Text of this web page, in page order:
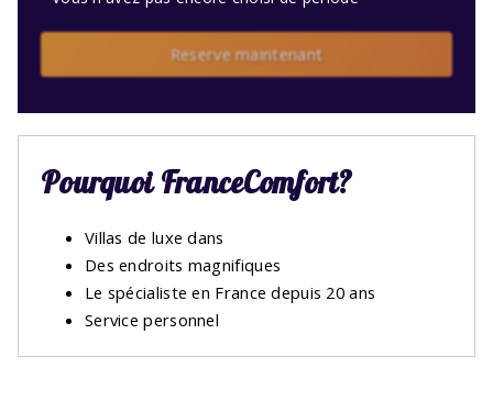
Reserve maintenant
Pourquoi FranceComfort?
Villas de luxe dans
Des endroits magnifiques
Le spécialiste en France depuis 20 ans
Service personnel